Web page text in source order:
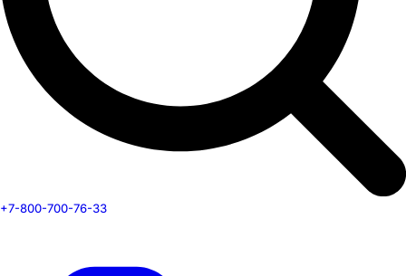
+7-800-700-76-33